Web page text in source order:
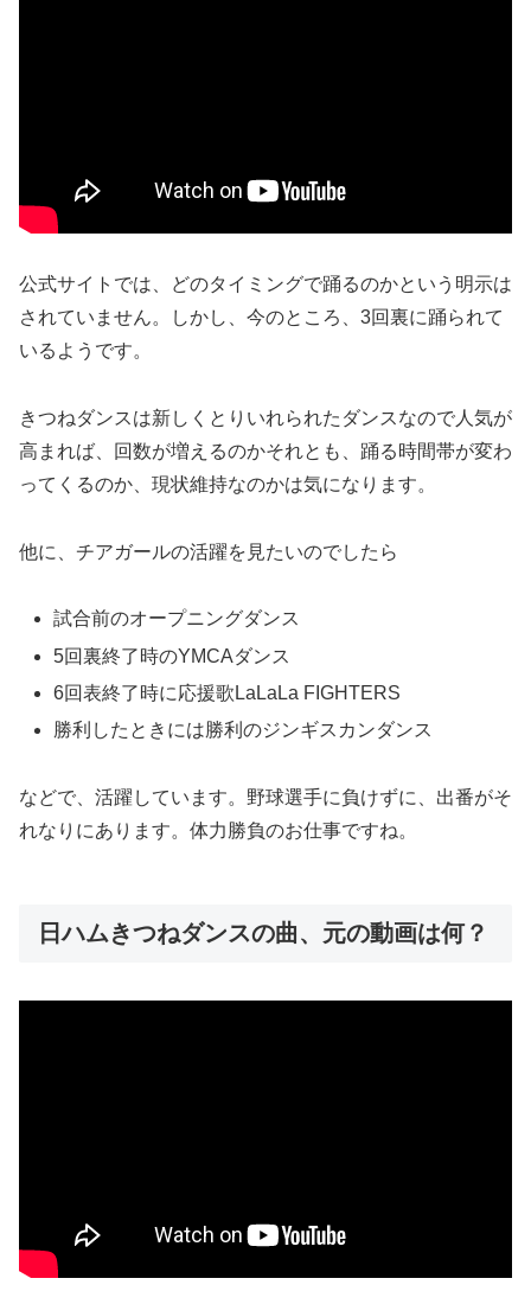
公式サイトでは、どのタイミングで踊るのかという明示は
されていません。しかし、今のところ、3回裏に踊られて
いるようです。
きつねダンスは新しくとりいれられたダンスなので人気が
高まれば、回数が増えるのかそれとも、踊る時間帯が変わ
ってくるのか、現状維持なのかは気になります。
他に、チアガールの活躍を見たいのでしたら
試合前のオープニングダンス
5回裏終了時のYMCAダンス
6回表終了時に応援歌LaLaLa FIGHTERS
勝利したときには勝利のジンギスカンダンス
などで、活躍しています。野球選手に負けずに、出番がそ
れなりにあります。体力勝負のお仕事ですね。
日ハムきつねダンスの曲、元の動画は何？